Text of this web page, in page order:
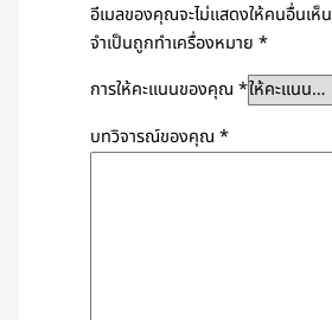
อีเมลของคุณจะไม่แสดงให้คนอื่นเห็น
จำเป็นถูกทำเครื่องหมาย*
การให้คะแนนของคุณ*
บทวิจารณ์ของคุณ*